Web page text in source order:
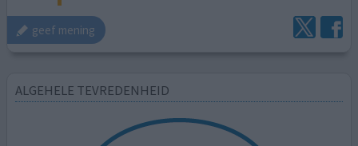
geef mening
ALGEHELE TEVREDENHEID